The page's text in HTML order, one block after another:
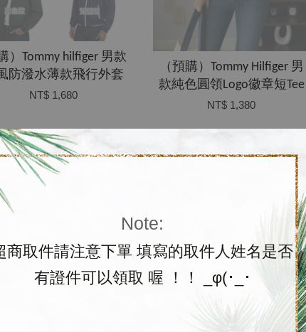
Note:
商取件請注意下單 填寫的取件人姓名是否
有證件可以領取 喔 ！！ _φ(･_･
）Tommy hilfiger 男款
防潑水薄款飛行外套
NT$ 1,680
（預購）Tommy Hilfiger 男
款純色圓領Logo徽章短Tee
NT$ 1,380
完
售
完